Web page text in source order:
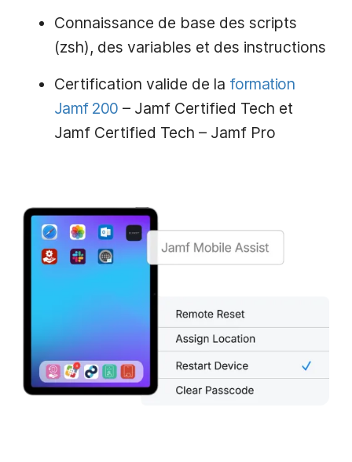
Connaissance de base des scripts
(zsh), des variables et des instructions
Certification valide de la formation
Jamf 200 – Jamf Certified Tech et
Jamf Certified Tech – Jamf Pro